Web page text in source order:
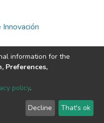
2002-2026
End User
Agreement
Send
Feedback
information for the
Preferences,
policy.
Decline That's ok